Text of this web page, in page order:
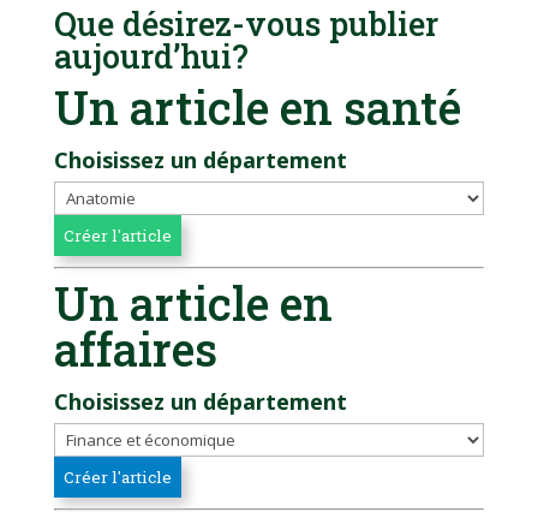
Que désirez-vous publier
aujourd’hui?
Un article en santé
Choisissez un département
Un article en
affaires
Choisissez un département